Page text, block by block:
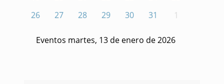
26
27 28 29 30 31 1
Eventos martes, 13 de enero de 2026